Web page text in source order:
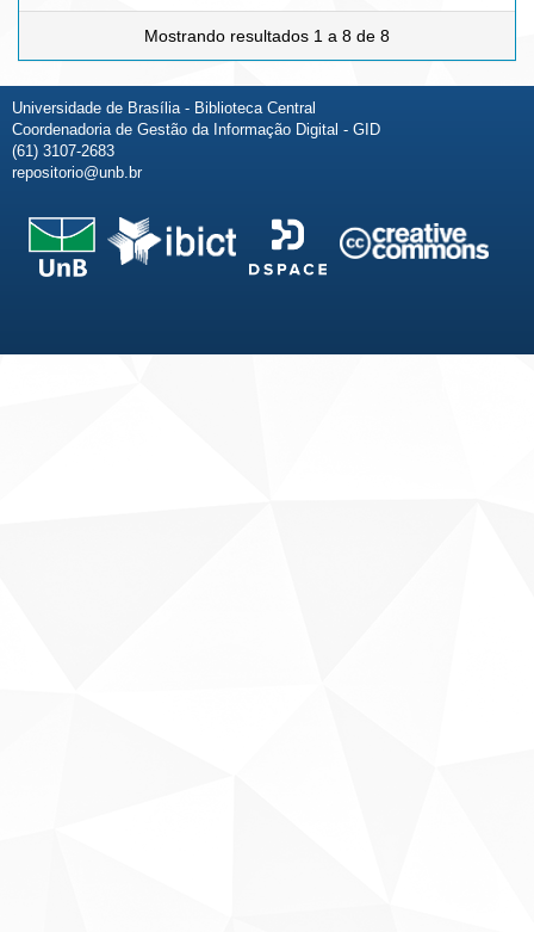
Mostrando resultados 1 a 8 de 8
Universidade de Brasília - Biblioteca Central
Coordenadoria de Gestão da Informação Digital - GID
(61) 3107-2683
repositorio@unb.br